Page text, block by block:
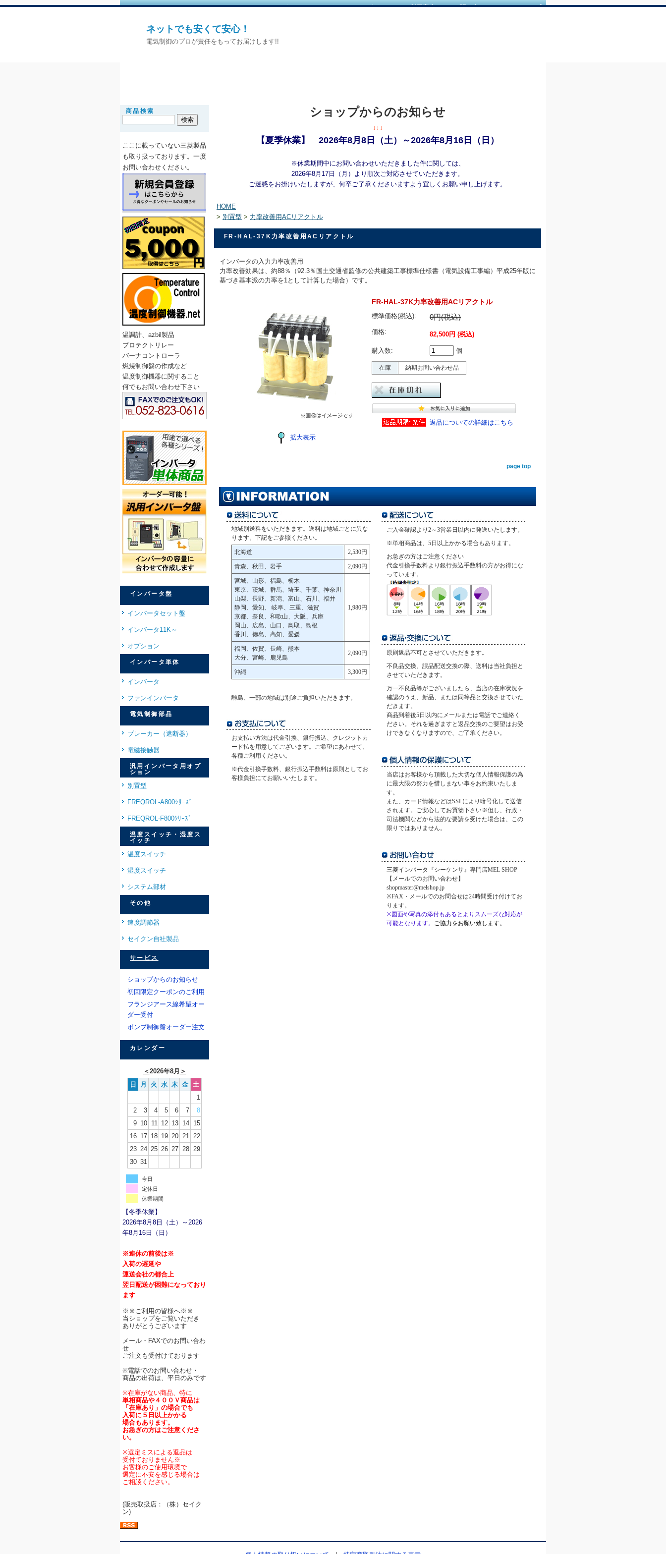
ネットでも安くて安心！
電気制御のプロが責任をもってお届けします!!
カートをみる ｜ マイページへログイン ｜ ご利用案内 ｜ お問い合せ ｜ サイトマップ
商品検索
ここに載っていない三菱製品
も取り扱っております。一度
お問い合わせください。
温調計、azbil製品
プロテクトリレー
バーナコントローラ
燃焼制御盤の作成など
温度制御機器に関すること
何でもお問い合わせ下さい
インバータ盤
インバータセット盤
インバータ11K～
オプション
インバータ単体
インバータ
ファンインバータ
電気制御部品
ブレーカー（遮断器）
電磁接触器
汎用インバータ用オプ
ション
別置型
FREQROL-A800ｼﾘｰｽﾞ
FREQROL-F800ｼﾘｰｽﾞ
温度スイッチ・湿度ス
イッチ
温度スイッチ
湿度スイッチ
システム部材
その他
速度調節器
セイクン自社製品
サービス
ショップからのお知らせ
初回限定クーポンのご利用
フランジアース線希望オー
ダー受付
ポンプ制御盤オーダー注文
カレンダー
＜2026年8月 ＞
日
月 火 水 木 金 土
1
2
3 4 5 6 7
8
9 10 11 12 13 14 15
16 17 18 19 20 21 22
23 24 25 26 27 28 29
30 31
今日
定休日
休業期間
【冬季休業】
2026年8月8日（土）～2026
年8月16日（日）
※連休の前後は※
入荷の遅延や
運送会社の都合上
翌日配送が困難になっており
ます
※※ご利用の皆様へ※※
当ショップをご覧いただき
ありがとうございます
メール・FAXでのお問い合わ
せ
ご注文も受付けております
※電話でのお問い合わせ・
商品の出荷は、平日のみです
※在庫がない商品、特に
単相商品や４００Ｖ商品は
「在庫あり」の場合でも
入荷に５日以上かかる
場合もあります。
お急ぎの方はご注意くださ
い。
※選定ミスによる返品は
受付ておりません※
お客様のご使用環境で
選定に不安を感じる場合は
ご相談ください。
(販売取扱店：（株）セイク
ン)
ショップからのお知らせ
↓↓↓
【夏季休業】 2026年8月8日（土）～2026年8月16日（日）
※休業期間中にお問い合わせいただきました件に関しては、
2026年8月17日（月）より順次ご対応させていただきます。
ご迷惑をお掛けいたしますが、何卒ご了承くださいますよう宜しくお願い申し上げます。
HOME
> 別置型 > 力率改善用ACリアクトル
FR-HAL-37K力率改善用ACリアクトル
インバータの入力力率改善用
力率改善効果は、約88％（92.3％国土交通省監修の公共建築工事標準仕様書（電気設備工事編）平成25年版に
基づき基本派の力率を1として計算した場合）です。
拡大表示
FR-HAL-37K力率改善用ACリアクトル
標準価格(税込): 0円(税込)
価格: 82,500円 (税込)
購入数: 個
在庫 納期お問い合わせ品
返品についての詳細はこちら
page top
地域別送料をいただきます。送料は地域ごとに異な
ります。下記をご参照ください。
北海道 2,530円
青森、秋田、岩手 2,090円
宮城、山形、福島、栃木
東京、茨城、群馬、埼玉、千葉、神奈川
山梨、長野、新潟、富山、石川、福井
静岡、愛知、 岐阜、三重、滋賀
京都、奈良、和歌山、大阪、兵庫
岡山、広島、山口、鳥取、島根
香川、徳島、高知、愛媛
1,980円
福岡、佐賀、長崎、熊本
大分、宮崎、鹿児島
2,090円
沖縄 3,300円
離島、一部の地域は別途ご負担いただきます。
お支払い方法は代金引換、銀行振込、クレジットカ
ード払を用意してございます。ご希望にあわせて、
各種ご利用ください。
※代金引換手数料、銀行振込手数料は原則としてお
客様負担にてお願いいたします。
ご入金確認より2～3営業日以内に発送いたします。
※単相商品は、5日以上かかる場合もあります。
お急ぎの方はご注意ください
代金引換手数料より銀行振込手数料の方がお得にな
っています。
原則返品不可とさせていただきます。
不良品交換、誤品配送交換の際、送料は当社負担と
させていただきます。
万一不良品等がございましたら、当店の在庫状況を
確認のうえ、新品、または同等品と交換させていた
だきます。
商品到着後5日以内にメールまたは電話でご連絡く
ださい。それを過ぎますと返品交換のご要望はお受
けできなくなりますので、ご了承ください。
当店はお客様から頂載した大切な個人情報保護の為
に最大限の努力を惜しまない事をお約束いたしま
す。
また、カード情報などはSSLにより暗号化して送信
されます。ご安心してお買物下さい※但し、行政・
司法機関などから法的な要請を受けた場合は、この
限りではありません。
三菱インバータ『シーケンサ』専門店MEL SHOP
【メールでのお問い合わせ】
shopmaster@melshop.jp
※FAX・メールでのお問合せは24時間受け付けてお
ります。
※図面や写真の添付もあるとよりスムーズな対応が
可能となります。 ご協力をお願い致します。